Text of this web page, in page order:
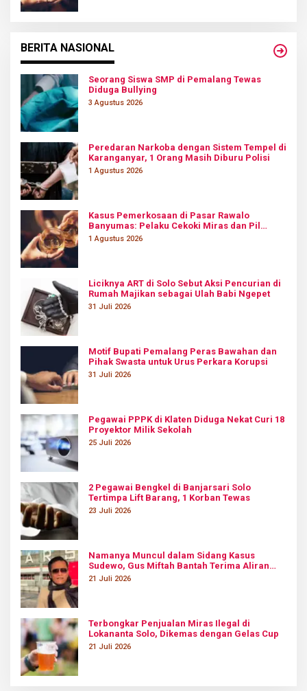
BERITA NASIONAL
Seorang Siswa SMP di Pemalang Tewas
Diduga Bullying
3 Agustus 2026
Peredaran Narkoba dengan Sistem Tempel di
Karanganyar, 1 Orang Masih Diburu Polisi
1 Agustus 2026
Kasus Pemerkosaan di Pasar Rawalo
Banyumas: Pelaku Cekoki Miras dan Pil
Koplo
1 Agustus 2026
Liciknya ART di Solo Sebut Aksi Pencurian di
Rumah Majikan sebagai Ulah Babi Ngepet
31 Juli 2026
Motif Bupati Pemalang Peras Bawahan dan
Pihak Swasta untuk Urus Perkara Korupsi
31 Juli 2026
Pegawai PPPK di Klaten Diduga Nekat Curi 18
Proyektor Milik Sekolah
25 Juli 2026
2 Pegawai Bengkel di Banjarsari Solo
Tertimpa Lift Barang, 1 Korban Tewas
23 Juli 2026
Namanya Muncul dalam Sidang Kasus
Sudewo, Gus Miftah Bantah Terima Aliran
Dana Rp100 Juta
21 Juli 2026
Terbongkar Penjualan Miras Ilegal di
Lokananta Solo, Dikemas dengan Gelas Cup
21 Juli 2026